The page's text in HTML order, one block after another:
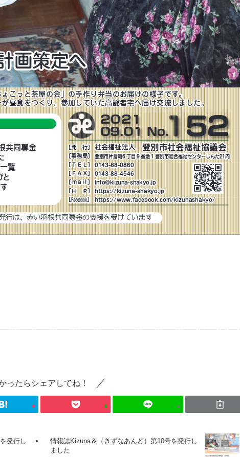
ったらシェアしてね！
発行し
情報誌Kizuna＆（きずなあんど）第10号を発行し
ました